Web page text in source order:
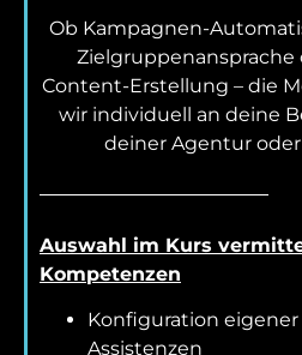
Ob Kampagnen-
Content-Erstellung – die
wir individuell an deine
deiner Agentur
Auswahl im Kurs
Kompetenzen
Konfiguration
Assistenzen